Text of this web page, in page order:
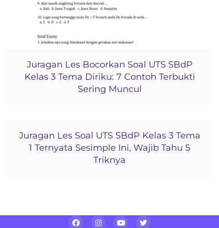
Juragan Les Bocorkan Soal UTS SBdP
Kelas 3 Tema Diriku: 7 Contoh Terbukti
Sering Muncul
Juragan Les Soal UTS SBdP Kelas 3 Tema
1 Ternyata Sesimple Ini, Wajib Tahu 5
Triknya